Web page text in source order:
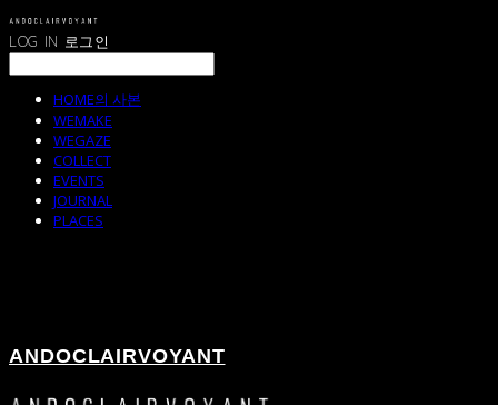
LOG IN 로그인
HOME의 사본
WEMAKE
WEGAZE
COLLECT
EVENTS
JOURNAL
PLACES
ANDOCLAIRVOYANT